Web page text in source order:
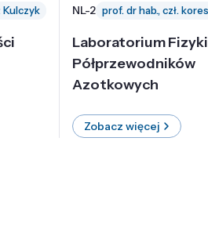
Kulczyk NL-2
Laboratorium Fizyki
Półprzewodników
Azotkowych
Zobacz więcej